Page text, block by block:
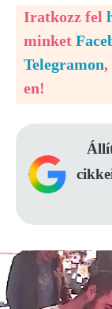
Iratkozz fel
minket
Telegramon,
en!